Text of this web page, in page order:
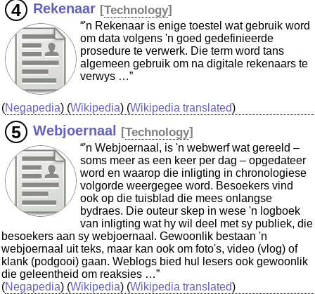
Rekenaar [Technology]
“'n Rekenaar is enige toestel wat gebruik word
om data volgens 'n goed gedefinieerde
prosedure te verwerk. Die term word tans
algemeen gebruik om na digitale rekenaars te
verwys …”
(Negapedia) (Wikipedia) (Wikipedia translated)
Webjoernaal [Technology]
“'n Webjoernaal, is 'n webwerf wat gereeld –
soms meer as een keer per dag – opgedateer
word en waarop die inligting in chronologiese
volgorde weergegee word. Besoekers vind
ook op die tuisblad die mees onlangse
bydraes. Die outeur skep in wese 'n logboek
van inligting wat hy wil deel met sy publiek, die
besoekers aan sy webjoernaal. Gewoonlik bestaan 'n
webjoernaal uit teks, maar kan ook om foto's, video (vlog) of
klank (podgooi) gaan. Weblogs bied hul lesers ook gewoonlik
die geleentheid om reaksies …”
(Negapedia) (Wikipedia) (Wikipedia translated)